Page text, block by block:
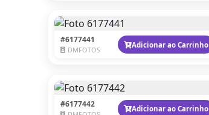
#6177441
DMFOTOS
Adicionar ao Carrinho
#6177442 Adicionar ao Carrinho